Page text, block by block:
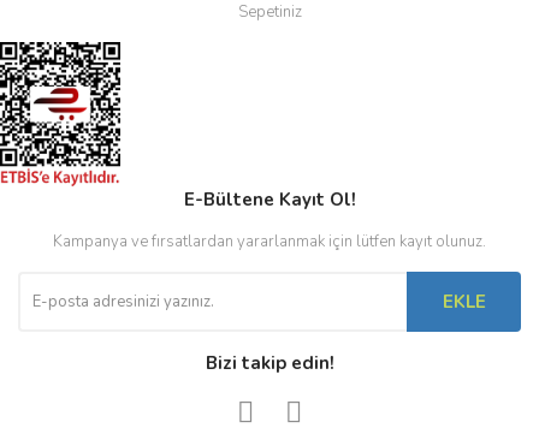
Sepetiniz
E-Bültene Kayıt Ol!
Kampanya ve fırsatlardan yararlanmak için lütfen kayıt olunuz.
EKLE
Bizi takip edin!